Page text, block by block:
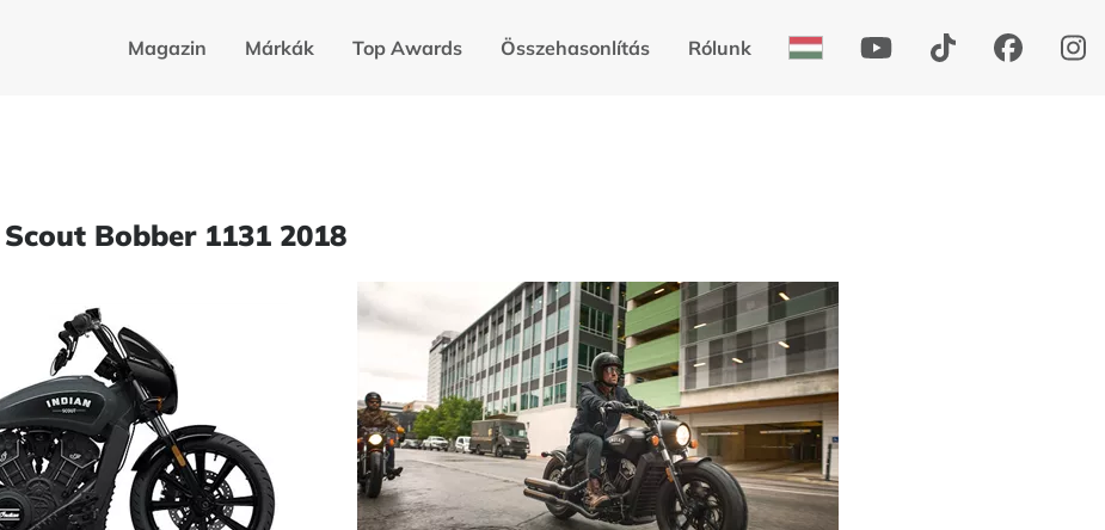
Magazin Márkák Top Awards Összehasonlítás Rólunk
Bobber 1131 2018